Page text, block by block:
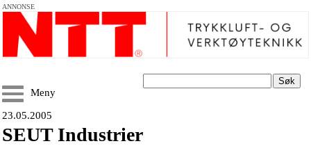
ANNONSE
Søk
Meny
23.05.2005
SEUT Industrier